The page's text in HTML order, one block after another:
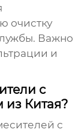
очистку
Важно
и
с
Китая?
с